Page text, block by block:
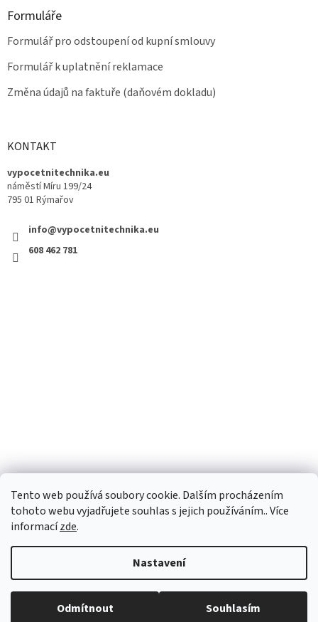
Tento web používá soubory cookie. Dalším procházením
tohoto webu vyjadřujete souhlas s jejich používáním.. Více
informacízde.
Nastavení
Odmítnout Souhlasím
Formuláře
Formulář pro odstoupení od kupní smlouvy
Formulář k uplatnění reklamace
Změna údajů na faktuře (daňovém dokladu)
KONTAKT
vypocetnitechnika.eu
náměstí Míru 199/24
795 01 Rýmařov
info@vypocetnitechnika.eu
608 462 781
Copyright 2026vypocetnitechnika.eu. Všechna práva vyhrazena.
Upravit nastavení cookies